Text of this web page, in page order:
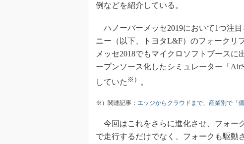
例などを紹介している。
ハノーバーメッセ2019において1つ注
ニー（以下、トヨタL&F）のフォークリ
メッセ2018でもマイクロソフトブース
ープンソース化したシミュレーター「
していた ※） 。
※）関連記事： エッジからクラウドまで、産業別で「
今回はこれをさらに進化させ、フォー
で走行するだけでなく、フォークも駆動